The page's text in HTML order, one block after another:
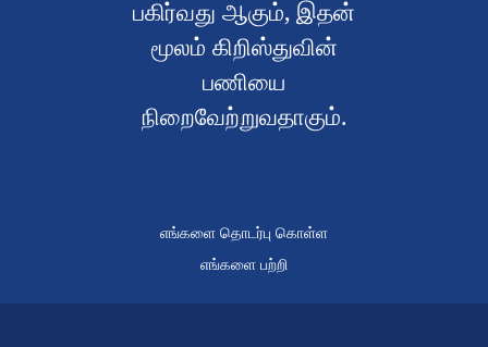
பகிர்வது ஆகும், இதன்
மூலம் கிறிஸ்துவின்
பணியை
நிறைவேற்றுவதாகும்.
எங்களை தொடர்பு கொள்ள
எங்களை பற்றி